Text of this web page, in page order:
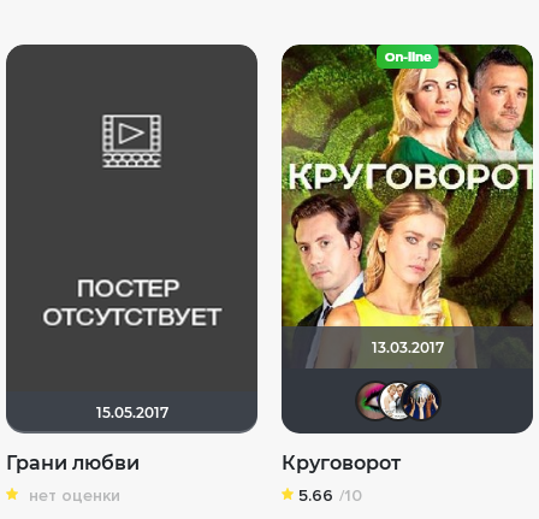
15.05.2017
Грани любви
нет оценки
13.03.2017
Круговорот
5.66 /10